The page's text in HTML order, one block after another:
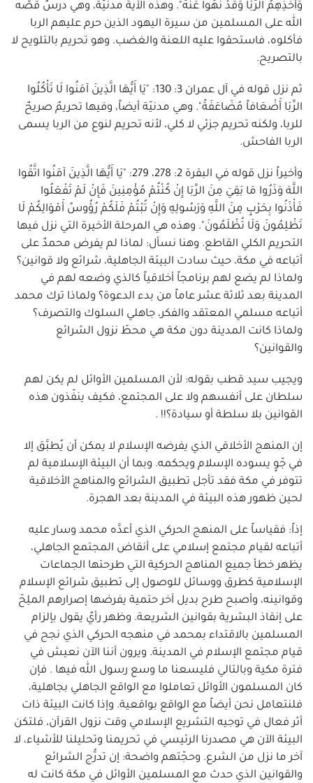
وَأَخْذِهِمُ الرِّبَا وَقَدْ نُهُوا عَنْهُ". وهذه الآية مدنيّة، وهي درسٌ قصَّه
الله على المسلمين من سيرة اليهود الذين حرم عليهم الربا
فأكلوه، فاستحقوا عليه اللعنة والغضب. وهو تحريم بالتلويح لا
بالتصريح.
ثم نزل قوله في آل عمران 3: 130: "يَا أَيُّهَا الَّذِينَ آمَنُوا لَا تَأْكُلُوا
الرِّبَا أَضْعَافاً مُضَاعَفَةً". وهي مدنيّة أيضاً، وفيها تحريمٌ صريحٌ
للربا، ولكنه تحريم جزئي لا كلي، لأنه تحريم لنوع من الربا يسمى
الربا الفاحش.
وأخيراً نزل قوله في البقرة 2: 278، 279: "يَا أَيُّهَا الَّذِينَ آمَنُوا اتَّقُوا
اللَّهَ وَذَرُوا مَا بَقِيَ مِنَ الرِّبَا إِنْ كُنْتُمْ مُؤْمِنِينَ فَإِنْ لَمْ تَفْعَلُوا
فَأْذَنُوا بِحَرْبٍ مِنَ اللَّهِ وَرَسُولِهِ وَإِنْ تُبْتُمْ فَلَكُمْ رُؤُوسُ أَمْوَالِكُمْ لَا
تَظْلِمُونَ وَلَا تُظْلَمُونَ". وهذه هي المرحلة الأخيرة التي نزل فيها
التحريم الكلي القاطع. وهنا نسأل: لماذا لم يفرض محمدٌ على
أتباعه في مكة، حيث سادت البيئة الجاهلية، شرائع ولا قوانين؟
ولماذا لم يضع لهم برنامجاً أخلاقياً كالذي وضعه لهم في
المدينة بعد ثلاثة عشر عاماً من بدء الدعوة؟ ولماذا ترك محمد
أتباعه مسلمي المعتقد والفكر، جاهلي السلوك والتصرف؟
ولماذا كانت المدينة دون مكة هي محطّ نزول الشرائع
والقوانين؟
ويجيب سيد قطب بقوله: لأن المسلمين الأوائل لم يكن لهم
سلطان على أنفسهم ولا على المجتمع، فكيف ينفّذون هذه
القوانين بلا سلطة أو سيادة؟!! .
إن المنهج الأخلاقي الذي يفرضه الإسلام لا يمكن أن يُطبَّق إلا
في جّوٍ يسوده الإسلام ويحكمه. وبما أن البيئة الإسلامية لم
تتوفر في مكة فقد تأجل تطبيق الشرائع والمناهج الأخلاقية
لحين ظهور هذه البيئة في المدينة بعد الهجرة.
إذاً: فقياساً على المنهج الحركي الذي أعدَّه محمد وسار عليه
أتباعه لقيام مجتمع إسلامي على أنقاض المجتمع الجاهلي،
يظهر خطأ جميع المناهج الحركية التي طرحتها الجماعات
الإسلامية كطرق ووسائل للوصول إلى تطبيق شرائع الإسلام
وقوانينه، وأصبح طرح بديل آخر حتمية يفرضها إصرارهم الملِحّ
على إنقاذ البشرية بقوانين الشريعة. وظهر رأيٌ يقول بإلزام
المسلمين بالاقتداء بمحمد في منهجه الحركي الذي نجح في
قيام مجتمع الإسلام في المدينة. ويرون أننا الآن نعيش في
فترة مكية وبالتالي فليسعنا ما وسع رسول الله فيها . فإن
كان المسلمون الأوائل تعاملوا مع الواقع الجاهلي بجاهلية،
فلنتعامل نحن أيضاً مع الواقع بواقعية. وإذا كانت البيئة ذات
أثر فعال في توجيه التشريع الإسلامي وقت نزول القرآن، فلتكن
البيئة الآن هي مصدرنا الرئيسي في تحريمنا وتحليلنا للأشياء، لا
آخر ما نزل من الشرع. وحجّتهم واضحة: إن تدرُّج الشرائع
والقوانين الذي حدث مع المسلمين الأوائل في مكة كانت له